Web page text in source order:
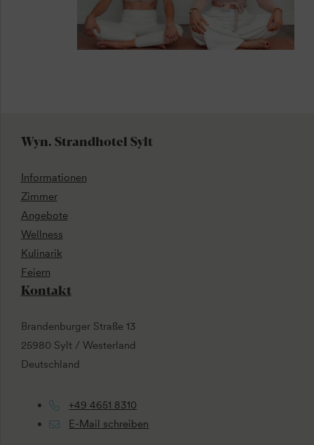
Wyn. Strandhotel Sylt
Informationen
Zimmer
Angebote
Wellness
Kulinarik
Feiern
Kontakt
Brandenburger Straße 13
25980 Sylt / Westerland
Deutschland
+49 4651 8310
E-Mail schreiben